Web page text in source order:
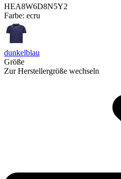
HEA8W6D8N5Y2
Farbe: ecru
dunkelblau
Größe
Zur Herstellergröße wechseln